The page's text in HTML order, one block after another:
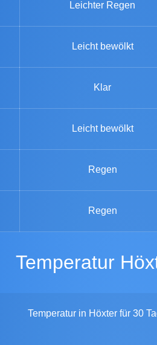
Leichter Regen
Leicht bewölkt
Klar
Leicht bewölkt
Regen
Regen
Temperatur
Temperatur in Höxter für 30